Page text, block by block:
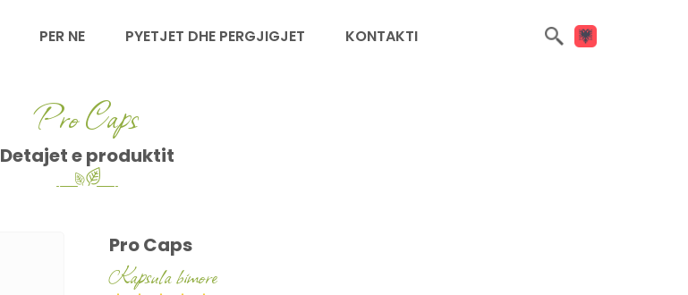
PER NE PYETJET DHE PERGJIGJET KONTAKTI
Pro Caps
Detajet e produktit
Pro Caps
Kapsula bimore